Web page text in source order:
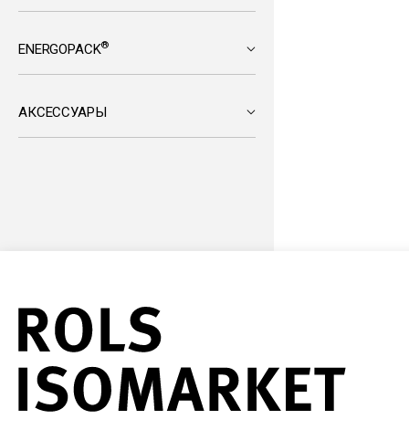
ENERGOPACK®
АКСЕССУАРЫ